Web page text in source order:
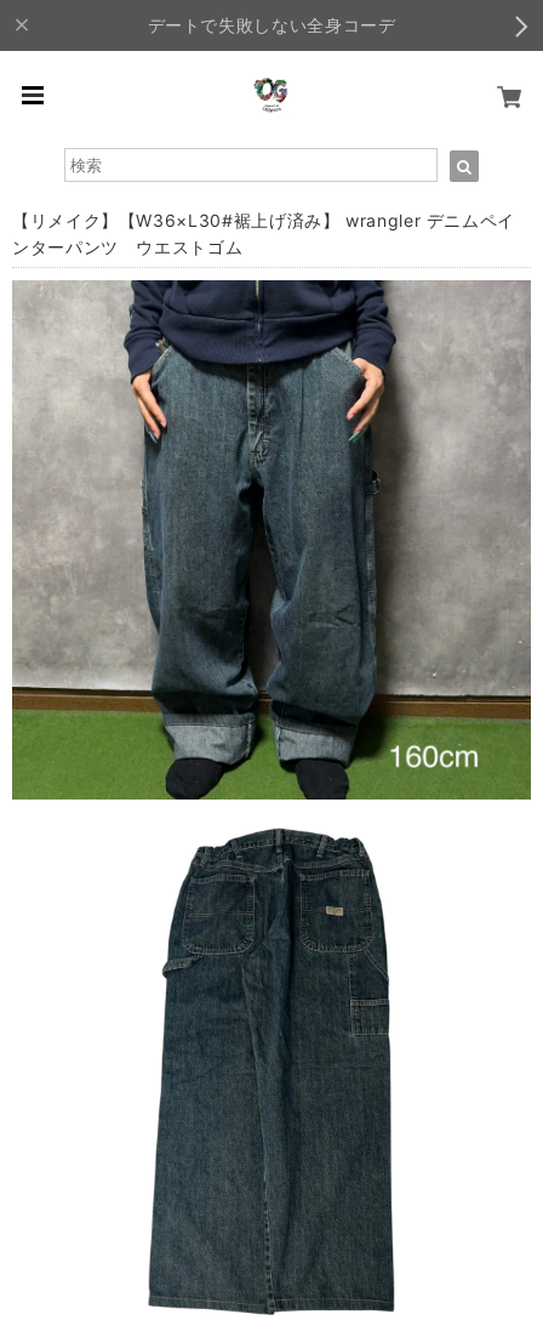
デートで失敗しない全身コーデ
【リメイク】【W36×L30#裾上げ済み】 wrangler デニムペイ
ンターパンツ ウエストゴム